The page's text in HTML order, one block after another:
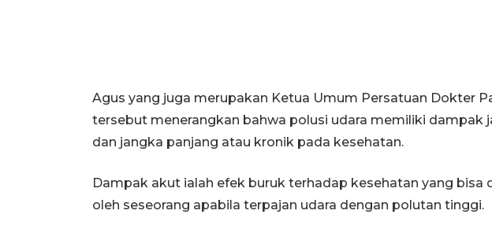
Agus yang juga merupakan Ketua Umum Persatuan Dokter
tersebut menerangkan bahwa polusi udara memiliki dampak
dan jangka panjang atau kronik pada kesehatan.
Dampak akut ialah efek buruk terhadap kesehatan yang bisa
oleh seseorang apabila terpajan udara dengan polutan tinggi.